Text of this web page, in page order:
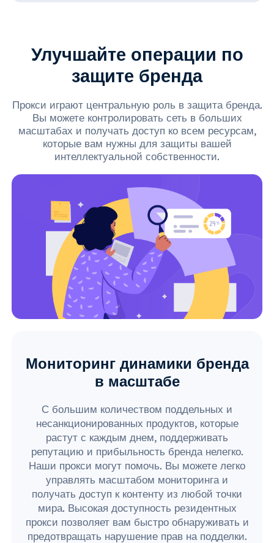
Улучшайте операции по
защите бренда
Прокси играют центральную роль в защита бренда.
Вы можете контролировать сеть в больших
масштабах и получать доступ ко всем ресурсам,
которые вам нужны для защиты вашей
интеллектуальной собственности.
Мониторинг динамики бренда
в масштабе
С большим количеством поддельных и
несанкционированных продуктов, которые
растут с каждым днем, поддерживать
репутацию и прибыльность бренда нелегко.
Наши прокси могут помочь. Вы можете легко
управлять масштабом мониторинга и
получать доступ к контенту из любой точки
мира. Высокая доступность резидентных
прокси позволяет вам быстро обнаруживать и
предотвращать нарушение прав на подделки.